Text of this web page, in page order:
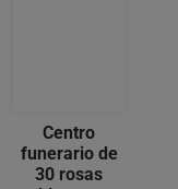
Centro
funerario de
30 rosas